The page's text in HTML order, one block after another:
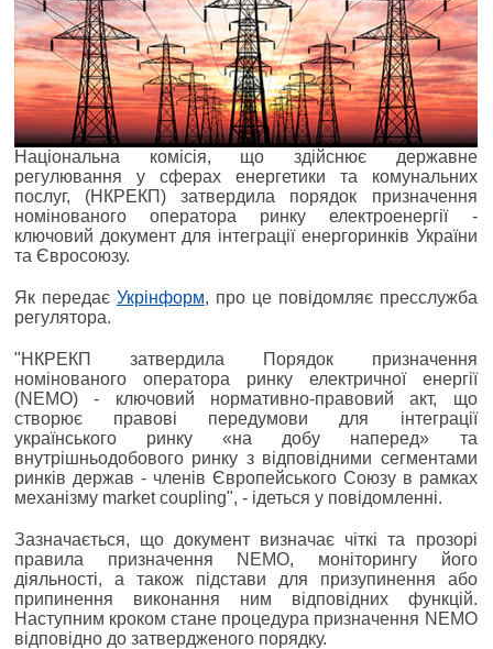
Національна комісія, що здійснює державне
регулювання у сферах енергетики та комунальних
послуг, (НКРЕКП) затвердила порядок призначення
номінованого оператора ринку електроенергії -
ключовий документ для інтеграції енергоринків України
та Євросоюзу.
Як передає Укрінформ, про це повідомляє пресслужба
регулятора.
"НКРЕКП затвердила Порядок призначення
номінованого оператора ринку електричної енергії
(NEMO) - ключовий нормативно-правовий акт, що
створює правові передумови для інтеграції
українського ринку «на добу наперед» та
внутрішньодобового ринку з відповідними сегментами
ринків держав - членів Європейського Союзу в рамках
механізму market coupling", - ідеться у повідомленні.
Зазначається, що документ визначає чіткі та прозорі
правила призначення NEMO, моніторингу його
діяльності, а також підстави для призупинення або
припинення виконання ним відповідних функцій.
Наступним кроком стане процедура призначення NEMO
відповідно до затвердженого порядку.